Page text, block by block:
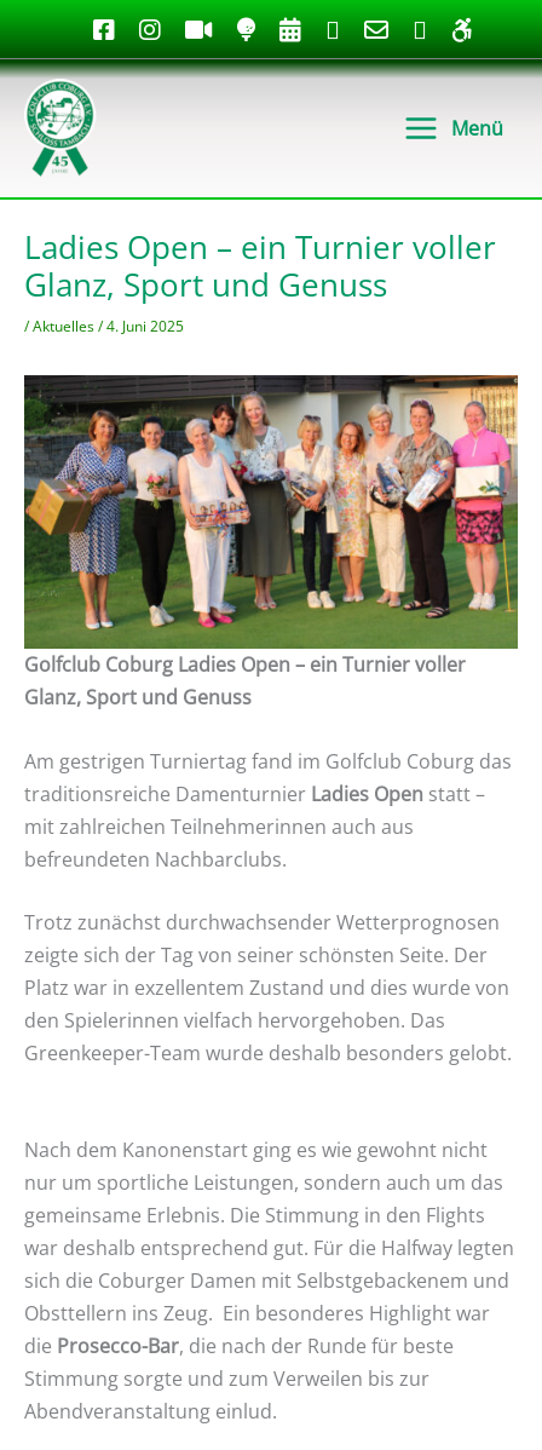
Zum
Inhalt
springen
Menü
Ladies Open – ein Turnier voller
Glanz, Sport und Genuss
/Aktuelles/4. Juni 2025
Golfclub Coburg Ladies Open – ein Turnier voller
Glanz, Sport und Genuss
Am gestrigen Turniertag fand im Golfclub Coburg das
traditionsreiche Damenturnier Ladies Open statt –
mit zahlreichen Teilnehmerinnen auch aus
befreundeten Nachbarclubs.
Trotz zunächst durchwachsender Wetterprognosen
zeigte sich der Tag von seiner schönsten Seite. Der
Platz war in exzellentem Zustand und dies wurde von
den Spielerinnen vielfach hervorgehoben. Das
Greenkeeper-Team wurde deshalb besonders gelobt.
Nach dem Kanonenstart ging es wie gewohnt nicht
nur um sportliche Leistungen, sondern auch um das
gemeinsame Erlebnis. Die Stimmung in den Flights
war deshalb entsprechend gut. Für die Halfway legten
sich die Coburger Damen mit Selbstgebackenem und
Obsttellern ins Zeug. Ein besonderes Highlight war
die Prosecco-Bar, die nach der Runde für beste
Stimmung sorgte und zum Verweilen bis zur
Abendveranstaltung einlud.